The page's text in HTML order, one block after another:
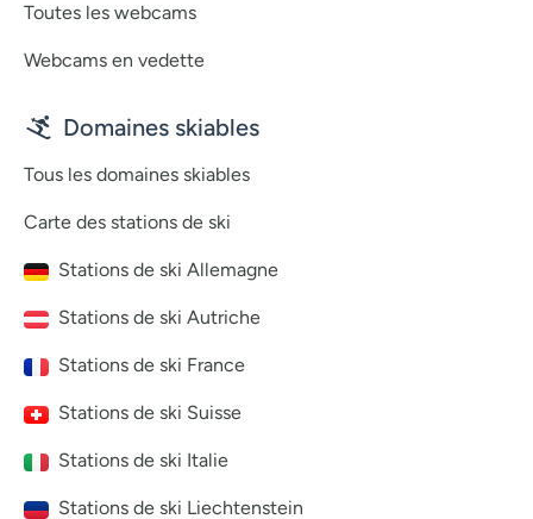
Toutes les webcams
Webcams en vedette
Domaines skiables
Tous les domaines skiables
Carte des stations de ski
Stations de ski Allemagne
Stations de ski Autriche
Stations de ski France
Stations de ski Suisse
Stations de ski Italie
Stations de ski Liechtenstein